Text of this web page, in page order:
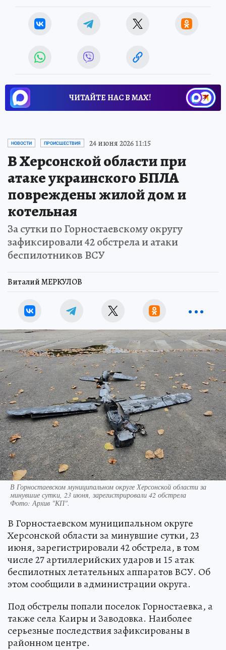
ЧИТАЙТЕ НАС В МАХ!
НОВОСТИ ПРОИСШЕСТВИЯ 24 июня 2026 11:15
В Херсонской области при
атаке украинского БПЛА
повреждены жилой дом и
котельная
За сутки по Горностаевскому округу
зафиксировали 42 обстрела и атаки
беспилотников ВСУ
Виталий МЕРКУЛОВ
В Горностаевском муниципальном округе Херсонской области за
минувшие сутки, 23 июня, зарегистрировали 42 обстрела
Фото:Архив "КП".
В Горностаевском муниципальном округе
Херсонской области за минувшие сутки, 23
июня, зарегистрировали 42 обстрела, в том
числе 27 артиллерийских ударов и 15 атак
беспилотных летательных аппаратов ВСУ. Об
этом сообщили в администрации округа.
Под обстрелы попали поселок Горностаевка, а
также села Каиры и Заводовка. Наиболее
серьезные последствия зафиксированы в
районном центре.